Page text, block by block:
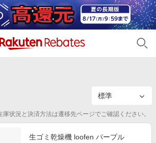
ル
ー・小物
状況と決済方法は遷移先ページでご確認ください。
生ゴミ乾燥機 loofen パープル